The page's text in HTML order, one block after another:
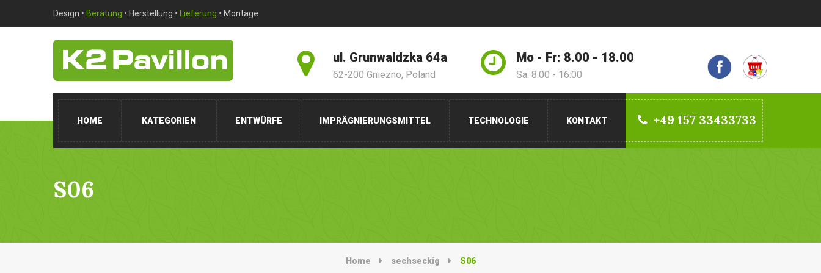
Design • Beratung • Herstellung • Lieferung • Montage
ul. Grunwaldzka 64a
62-200 Gniezno, Poland
Mo - Fr: 8.00 - 18.00
Sa: 8:00 - 16:00
HOME KATEGORIEN ENTWÜRFE IMPRÄGNIERUNGSMITTEL TECHNOLOGIE KONTAKT +49 157 33433733
S06
Home sechseckig S06